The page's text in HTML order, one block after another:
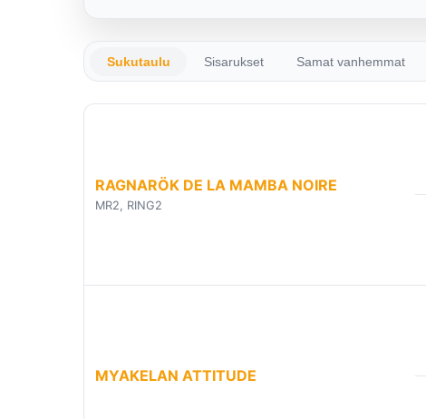
Sukutaulu Sisarukset Samat vanhemmat
RAGNARÖK DE LA MAMBA NOIRE
MR2, RING2
MYAKELAN ATTITUDE